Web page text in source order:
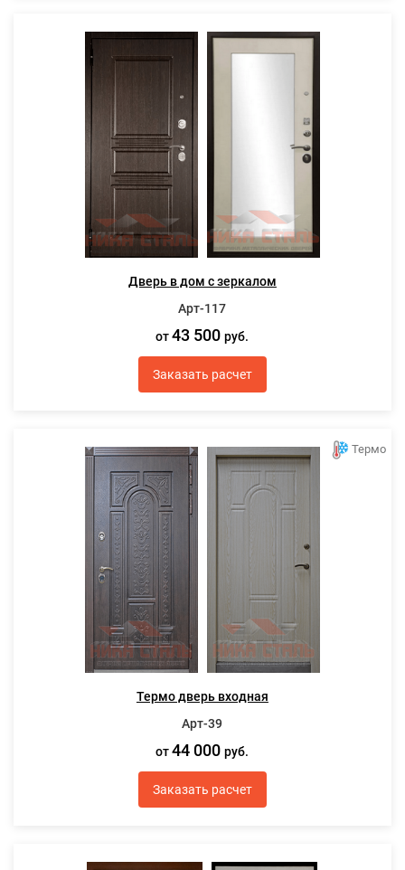
Дверь в дом с зеркалом
Арт-117
от43 500руб.
Заказать расчет
Термо
Термо дверь входная
Арт-39
от44 000руб.
Заказать расчет